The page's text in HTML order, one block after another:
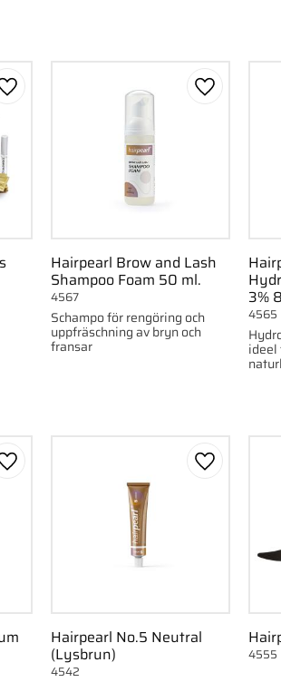
Gem som favorit
Hairpearl Brow and Lash
Shampoo Foam 50 ml.
Schampo för rengöring och
uppfräschning av bryn och
fransar
4567
Gem som
3%
4565
Gem som favorit
Hairpearl No.5 Neutral
(Lysbrun)
4542
Gem som
4555